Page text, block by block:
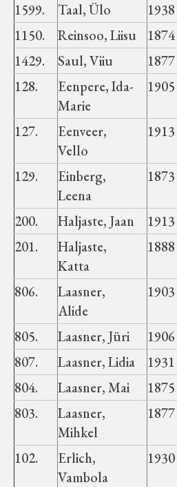
Virtuaalnäitused
Otsi
Tagasiside
Koduleht on teoks
Muuseumisõprade
Omaalgatuse
1599.
Taal, Ülo 1938
1150.
Reinsoo, Liisu 1874
1429.
Saul, Viiu 1877
128.
Eenpere, Ida-
Marie
1905
127.
Eenveer,
Vello
1913
129.
Einberg,
Leena
1873
200. Haljaste, Jaan 1913
201.
Haljaste,
Katta
1888
806.
Laasner,
Alide
1903
805. Laasner, Jüri 1906
807.
Laasner, Lidia 1931
804.
Laasner, Mai 1875
803.
Laasner,
Mihkel
1877
102.
Erlich,
Vambola
1930